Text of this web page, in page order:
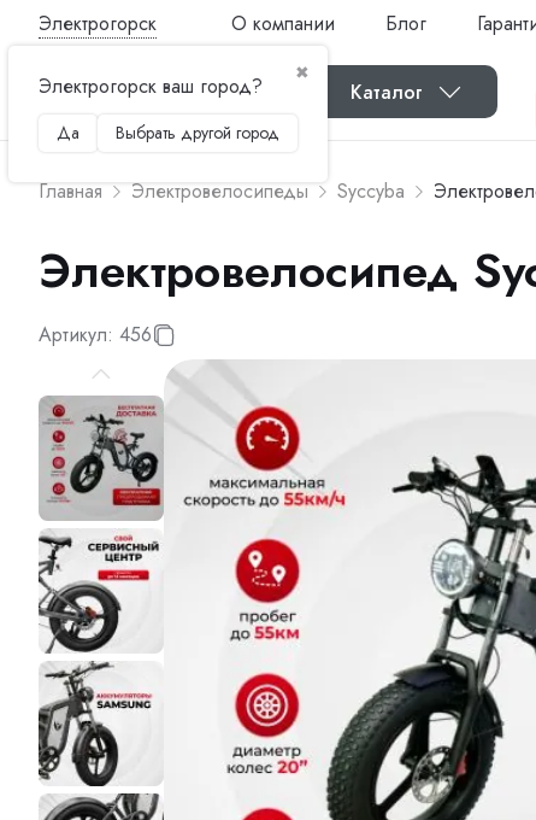
Электрогорск
✖
Электрогорск ваш город?
Да Выбрать другой город
О компании Блог
Каталог
Главная Электровелосипеды Syccyba
Электровелосипед
Артикул: 456